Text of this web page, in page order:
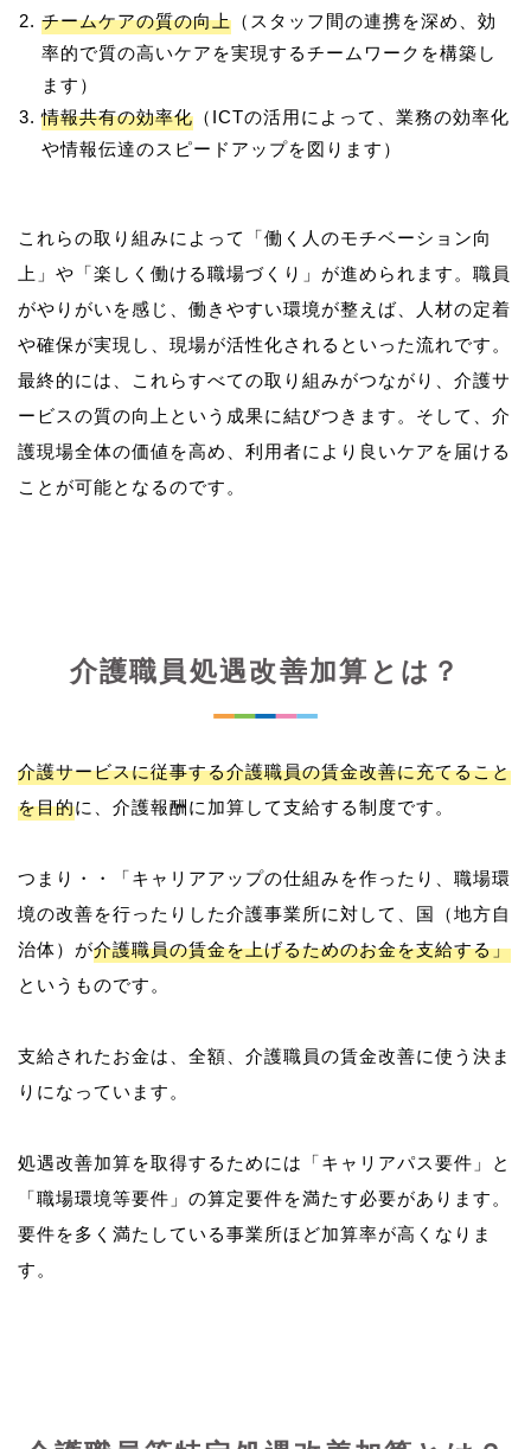
チームケアの質の向上 （スタッフ間の連携を深め、効
率的で質の高いケアを実現するチームワークを構築し
ます）
情報共有の効率化 （ICTの活用によって、業務の効率化
や情報伝達のスピードアップを図ります）
これらの取り組みによって「働く人のモチベーション向
上」や「楽しく働ける職場づくり」が進められます。職員
がやりがいを感じ、働きやすい環境が整えば、人材の定着
や確保が実現し、現場が活性化されるといった流れです。
最終的には、これらすべての取り組みがつながり、介護サ
ービスの質の向上という成果に結びつきます。そして、介
護現場全体の価値を高め、利用者により良いケアを届ける
介護職員処遇改善加算とは？
介護サービスに従事する介護職員の賃金改善に充てること
を目的に、介護報酬に加算して支給する制度です。
つまり・・「キャリアアップの仕組みを作ったり、職場環
境の改善を行ったりした介護事業所に対して、国（地方自
治体）が介護職員の賃金を上げるためのお金を支給する」
というものです。
支給されたお金は、全額、介護職員の賃金改善に使う決ま
りになっています。
処遇改善加算を取得するためには「キャリアパス要件」と
「職場環境等要件」の算定要件を満たす必要があります。
要件を多く満たしている事業所ほど加算率が高くなりま
す。